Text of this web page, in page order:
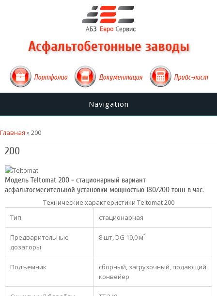
Асфальтобетонные заводы
Портфолио Документация Прайс-лист
Navigation
Вы здесь
Главная » 200
200
Модель Teltomat 200 - стационарный вариант
асфальтосмесительной установки мощностью 180/200 тонн в час.
Технические характеристики Teltomat 200
Тип
стационарная
Предварительные
дозаторы
8 шт, DG 10,0 м³
Подъемник
сборный, загрузочный, подающий
конвейер